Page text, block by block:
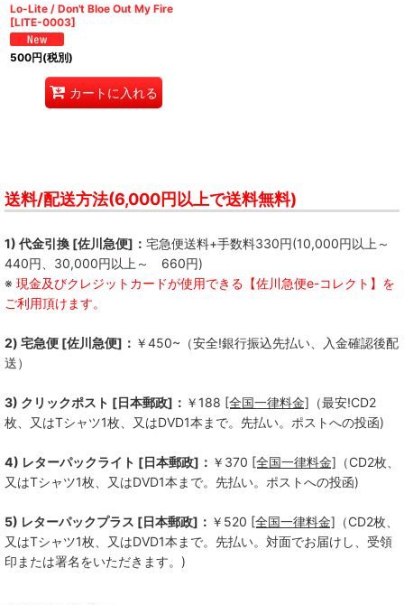
Lo-Lite / Don't Bloe Out My Fire
[LITE-0003]
500円(税別)
カートに入れる
送料/配送方法(6,000円以上で送料無料)
1) 代金引換 [佐川急便]： 宅急便送料+手数料330円(10,000円以上～
440円、30,000円以上～ 660円)
※ 現金及びクレジットカードが使用できる【佐川急便e-コレクト】を
ご利用頂けます。
2) 宅急便 [佐川急便]： ￥450~（安全!銀行振込先払い、入金確認後配
送）
3) クリックポスト [日本郵政]： ￥188 [全国一律料金] （最安!CD2
枚、又はTシャツ1枚、又はDVD1本まで。先払い。ポストへの投函)
4) レターパックライト [日本郵政]： ￥370 [全国一律料金] （CD2枚、
又はTシャツ1枚、又はDVD1本まで。先払い。ポストへの投函)
5) レターパックプラス [日本郵政]： ￥520 [全国一律料金] （CD2枚、
又はTシャツ1枚、又はDVD1本まで。先払い。対面でお届けし、受領
印または署名をいただきます。)